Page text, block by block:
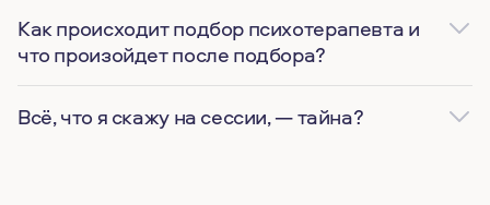
Как происходит подбор психотерапевта и
что произойдет после подбора?
Всё, что я скажу на сессии, — тайна?